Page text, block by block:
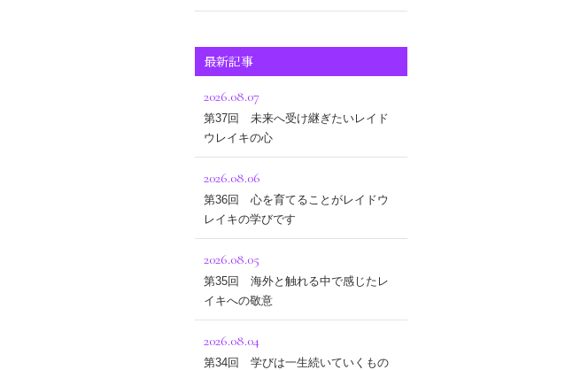
最新記事
2026.08.07
第37回 未来へ受け継ぎたいレイド
ウレイキの心
2026.08.06
第36回 心を育てることがレイドウ
レイキの学びです
2026.08.05
第35回 海外と触れる中で感じたレ
イキへの敬意
2026.08.04
第34回 学びは一生続いていくもの